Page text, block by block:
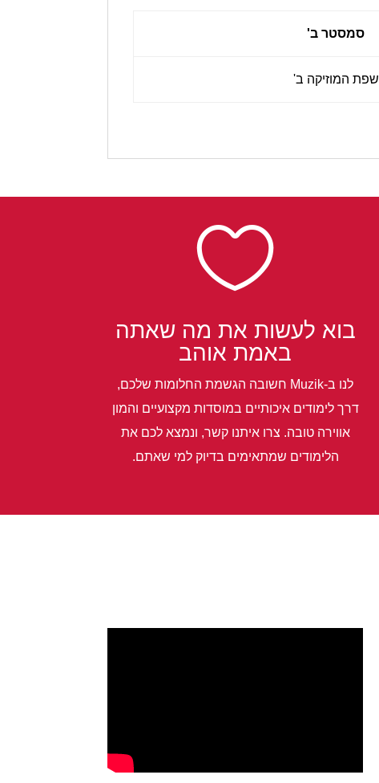
סמסטר ב'
שפת המוזיקה ב'

בוא לעשות את מה שאתה
באמת אוהב
לנו ב-Muzik חשובה הגשמת החלומות שלכם,
דרך לימודים איכותיים במוסדות מקצועיים והמון
אווירה טובה. צרו איתנו קשר, ונמצא לכם את
הלימודים שמתאימים בדיוק למי שאתם.